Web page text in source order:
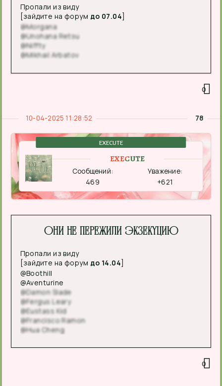
Пропали из виду
[зайдите на форум до 07.04]
@Morgana
@Unohana Retsu
@Niffty
@Mikhail Arbatov
0
78
10-04-2025 11:28:52
EXECUTE
EXECUTE
Сообщений:
469
Уважение:
+621
Они не пережили экзекуцию
Пропали из виду
[зайдите на форум до 14.04]
@Boothill
@Aventurine
@Damon Slade
@Fergus Leary
@Eustass Kid
@Francisco Ramon
@Hua Cheng
0